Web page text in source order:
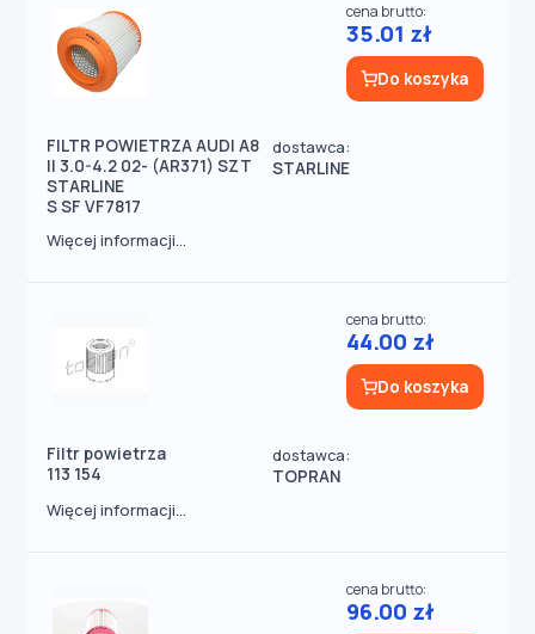
FILTR POWIETRZA AUDI A8
II 3.0-4.2 02- (AR371) SZT
STARLINE
S SF VF7817
dostawca:
STARLINE
cena brutto:
35.01 zł
Do koszyka
Więcej informacji...
Filtr powietrza
113 154
dostawca:
TOPRAN
cena brutto:
44.00 zł
Do koszyka
Więcej informacji...
cena brutto:
96.00 zł